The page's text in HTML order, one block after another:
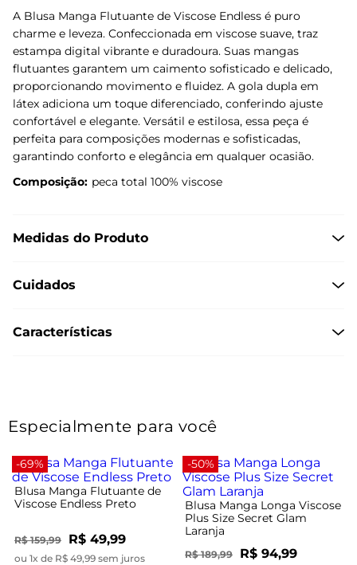
A Blusa Manga Flutuante de Viscose Endless é puro
charme e leveza. Confeccionada em viscose suave, traz
estampa digital vibrante e duradoura. Suas mangas
flutuantes garantem um caimento sofisticado e delicado,
proporcionando movimento e fluidez. A gola dupla em
látex adiciona um toque diferenciado, conferindo ajuste
confortável e elegante. Versátil e estilosa, essa peça é
perfeita para composições modernas e sofisticadas,
garantindo conforto e elegância em qualquer ocasião.
Composição: peca total 100% viscose
Medidas do Produto
Cuidados
Características
Especialmente para você
-69%
Blusa Manga Flutuante de
Viscose Endless Preto
R$ 159,99 R$ 49,99
ou 1x de R$ 49,99 sem juros
-50%
Blusa Manga Longa Viscose
Plus Size Secret Glam
Laranja
R$ 189,99 R$ 94,99